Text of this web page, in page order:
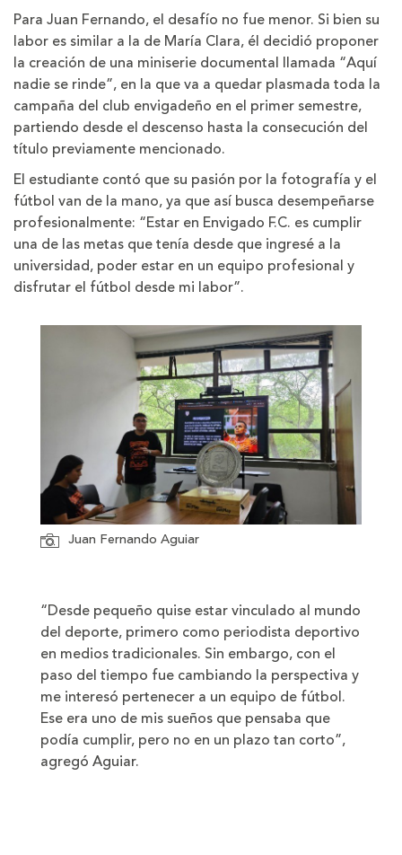
Para Juan Fernando, el desafío no fue menor. Si bien su
labor es similar a la de María Clara, él decidió proponer
la creación de una miniserie documental llamada “Aquí
nadie se rinde”, en la que va a quedar plasmada toda la
campaña del club envigadeño en el primer semestre,
partiendo desde el descenso hasta la consecución del
título previamente mencionado.
El estudiante contó que su pasión por la fotografía y el
fútbol van de la mano, ya que así busca desempeñarse
profesionalmente: “Estar en Envigado F.C. es cumplir
una de las metas que tenía desde que ingresé a la
universidad, poder estar en un equipo profesional y
disfrutar el fútbol desde mi labor”.
Juan Fernando Aguiar
“Desde pequeño quise estar vinculado al mundo
del deporte, primero como periodista deportivo
en medios tradicionales. Sin embargo, con el
paso del tiempo fue cambiando la perspectiva y
me interesó pertenecer a un equipo de fútbol.
Ese era uno de mis sueños que pensaba que
podía cumplir, pero no en un plazo tan corto”,
agregó Aguiar.